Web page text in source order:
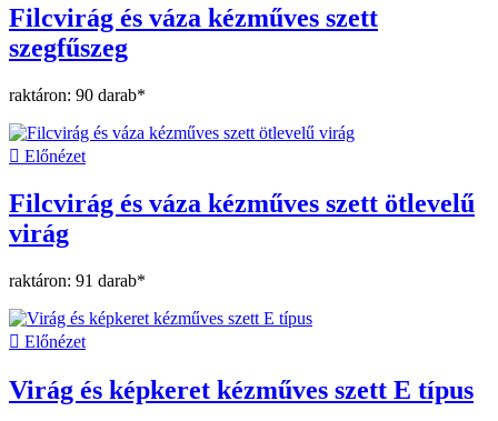
Filcvirág és váza kézműves szett
szegfűszeg
raktáron: 90 darab*
 Előnézet
Filcvirág és váza kézműves szett ötlevelű
virág
raktáron: 91 darab*
 Előnézet
Virág és képkeret kézműves szett E típus